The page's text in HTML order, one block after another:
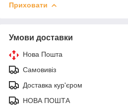
Приховати
Умови доставки
Нова Пошта
Самовивіз
Доставка кур'єром
НОВА ПОШТА